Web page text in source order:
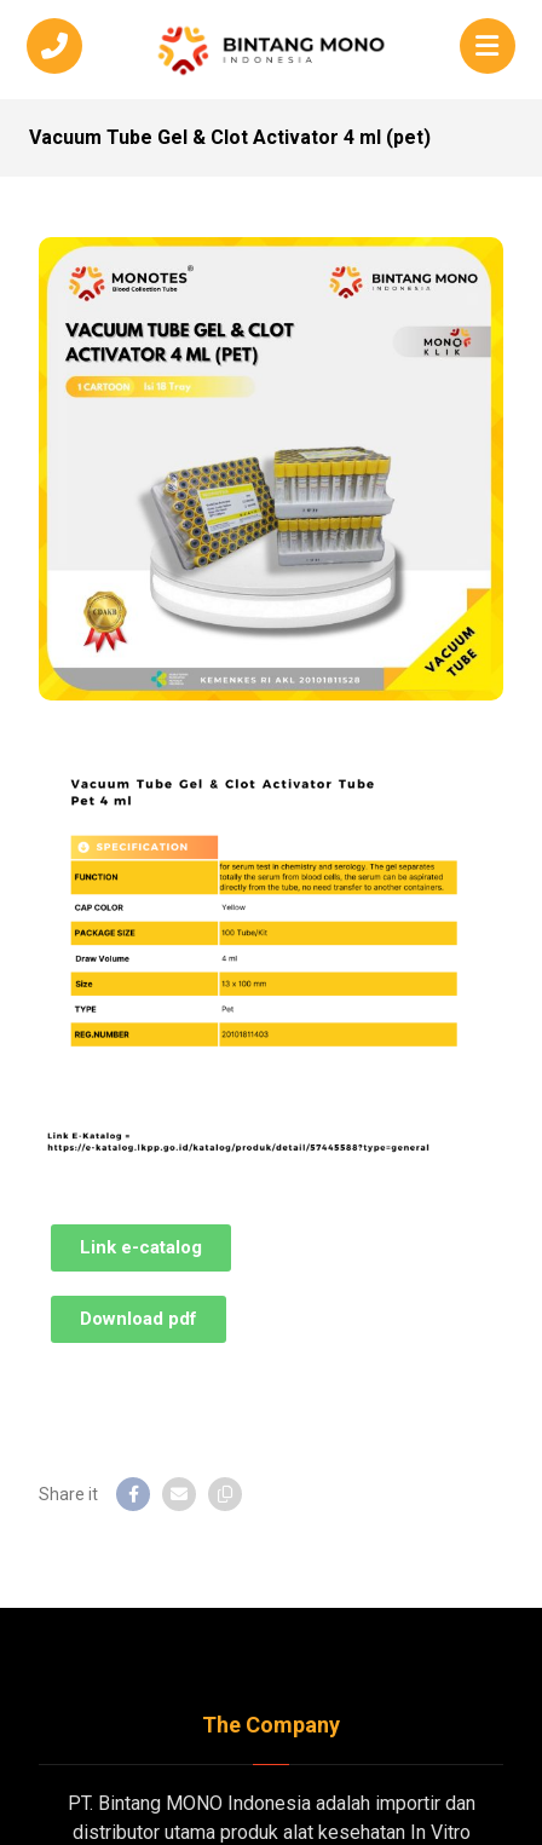
Vacuum Tube Gel & Clot Activator 4 ml (pet)
Link e-catalog
Download pdf
The Company
PT. Bintang MONO Indonesia adalah importir dan
distributor utama produk alat kesehatan In Vitro